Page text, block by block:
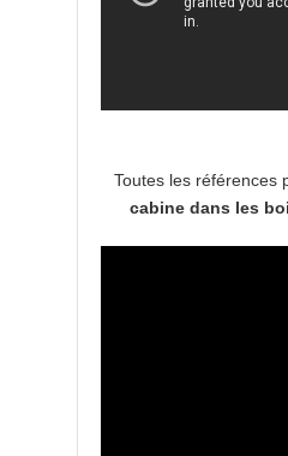
Toutes les références
cabine dans les